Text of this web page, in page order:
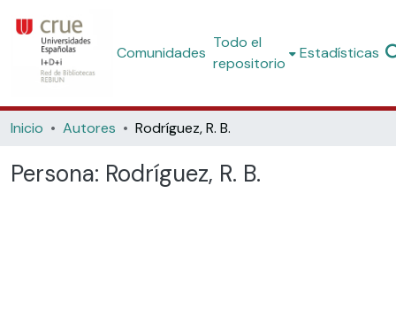
Comunidades
Todo el
repositorio
Estadísticas
Inicio Autores Rodríguez, R. B.
Persona: Rodríguez, R. B.